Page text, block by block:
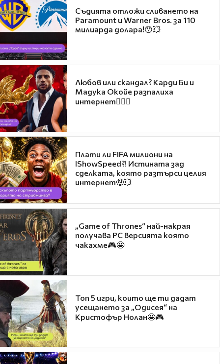
Съдията отложи сливането на
Paramount и Warner Bros. за 110
милиарда долара!😯💥
Любов или скандал? Карди Би и
Мадука Окойе разпалиха
интернет❤️‍🔥🔥
Плати ли FIFA милиони на
IShowSpeed?! Истината зад
сделката, която разтърси целия
интернет🤑💥
„Game of Thrones“ най-накрая
получава PC версията която
чакахме🎮🤩
Топ 5 игри, които ще ти дадат
усещането за „Одисея“ на
Кристофър Нолан🤩🎮